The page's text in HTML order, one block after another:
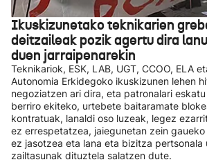
Ikuskizunetako teknikarien
deitzaileak pozik agertu dira
duen jarraipenarekin
Teknikariok, ESK, LAB, UGT, CCOO, ELA
Autonomia Erkidegoko ikuskizunen lehen
negoziatzen ari dira, eta patronalari
berriro ekiteko, urtebete baitaramate
kontratuak, lanaldi oso luzeak, legez
ez errespetatzea, jaiegunetan zein
ez jasotzea eta lana eta bizitza
zailtasunak dituztela salatzen dute.